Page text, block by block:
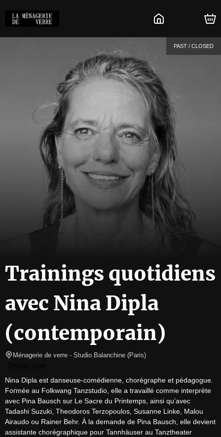
PAST / CLOSED
Trainings quotidiens
avec Nina Dipla
(contemporain)
Ménagerie de verre - Studio Balanchine (Paris)
Nina Dipla est danseuse-comédienne, chorégraphe et pédagogue.
Formée au Folkwang Tanzstudio, elle a travaillé comme interprète
avec Pina Bausch sur Le Sacre du Printemps, ainsi qu’avec
Tadashi Suzuki, Theodoros Terzopoulos, Susanne Linke, Malou
Airaudo ou Rainer Behr. À la demande de Pina Bausch, elle devient
assistante chorégraphique pour Tannhäuser au Tanztheater